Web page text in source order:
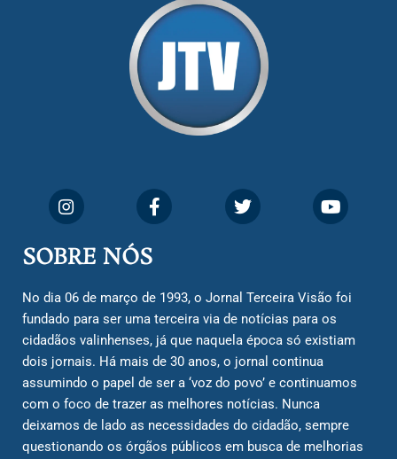
SOBRE NÓS
No dia 06 de março de 1993, o Jornal Terceira Visão foi
fundado para ser uma terceira via de notícias para os
cidadãos valinhenses, já que naquela época só existiam
dois jornais. Há mais de 30 anos, o jornal continua
assumindo o papel de ser a ‘voz do povo’ e continuamos
com o foco de trazer as melhores notícias. Nunca
deixamos de lado as necessidades do cidadão, sempre
questionando os órgãos públicos em busca de melhorias